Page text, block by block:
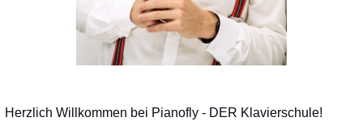
Herzlich Willkommen bei Pianofly - DER Klavierschule!